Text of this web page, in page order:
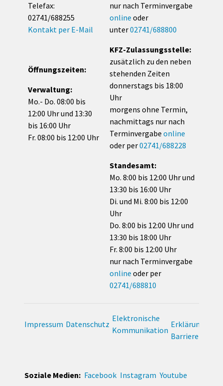
Telefax:
02741/688255
Kontakt per E-Mail
Öffnungszeiten:
Verwaltung:
Mo.- Do. 08:00 bis
12:00 Uhr und 13:30
bis 16:00 Uhr
Fr. 08:00 bis 12:00 Uhr
nur nach Terminvergabe
online oder
unter02741/688800
KFZ-Zulassungsstelle:
zusätzlich zu den neben
stehenden Zeiten
donnerstags bis 18:00
Uhr
morgens ohne Termin,
nachmittags nur nach
Terminvergabe online
oder per02741/688228
Standesamt:
Mo. 8:00 bis 12:00 Uhr und
13:30 bis 16:00 Uhr
Di. und Mi. 8:00 bis 12:00
Uhr
Do. 8:00 bis 12:00 Uhr und
13:30 bis 18:00 Uhr
Fr. 8:00 bis 12:00 Uhr
nur nach Terminvergabe
online oder per
02741/688810
Impressum Datenschutz
Elektronische
Kommunikation
Erklärung zur
Soziale Medien: Facebook Instagram Youtube